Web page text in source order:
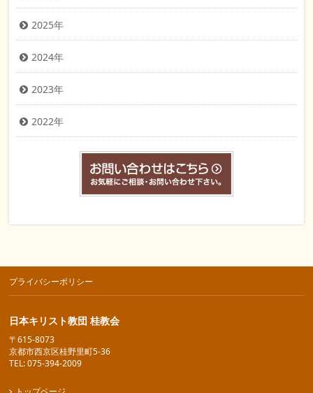
2025年
2024年
2023年
2022年
プライバシーポリシー
日本キリスト教団 桂教会
〒615-8073
京都市西京区桂野里町5-36
TEL: 075-394-2009